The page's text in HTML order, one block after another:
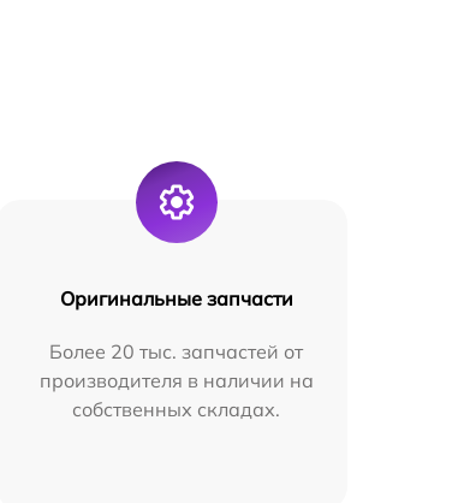
Оригинальные запчасти
Более 20 тыс. запчастей от
производителя в наличии на
собственных складах.